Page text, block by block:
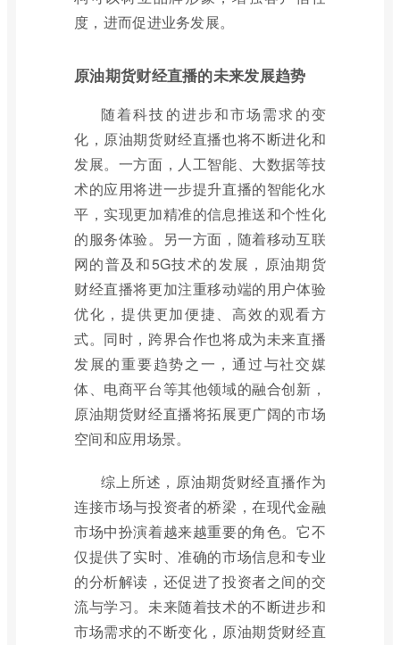
度，进而促进业务发展。
原油期货财经直播的未来发展趋势
随着科技的进步和市场需求的变
化，原油期货财经直播也将不断进化和
发展。一方面，人工智能、大数据等技
术的应用将进一步提升直播的智能化水
平，实现更加精准的信息推送和个性化
的服务体验。另一方面，随着移动互联
网的普及和5G技术的发展，原油期货
财经直播将更加注重移动端的用户体验
优化，提供更加便捷、高效的观看方
式。同时，跨界合作也将成为未来直播
发展的重要趋势之一，通过与社交媒
体、电商平台等其他领域的融合创新，
原油期货财经直播将拓展更广阔的市场
空间和应用场景。
综上所述，原油期货财经直播作为
连接市场与投资者的桥梁，在现代金融
市场中扮演着越来越重要的角色。它不
仅提供了实时、准确的市场信息和专业
的分析解读，还促进了投资者之间的交
流与学习。未来随着技术的不断进步和
市场需求的不断变化，原油期货财经直